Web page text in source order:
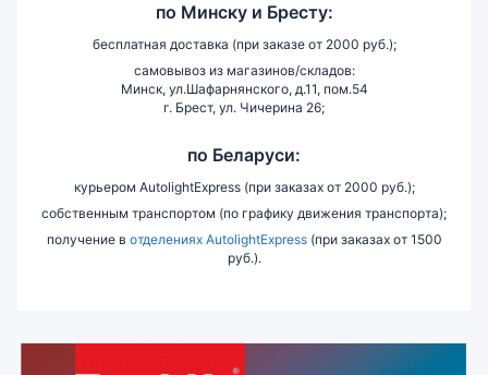
по Минску и Бресту:
бесплатная доставка (при заказе от 2000 руб.);
самовывоз из магазинов/складов:
Минск, ул.Шафарнянского, д.11, пом.54
г. Брест, ул. Чичерина 26;
по Беларуси:
курьером AutolightExpress (при заказах от 2000 руб.);
собственным транспортом (по графику движения транспорта);
получение в отделениях AutolightExpress(при заказах от 1500
руб.).